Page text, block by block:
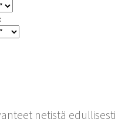
netistä edullisesti